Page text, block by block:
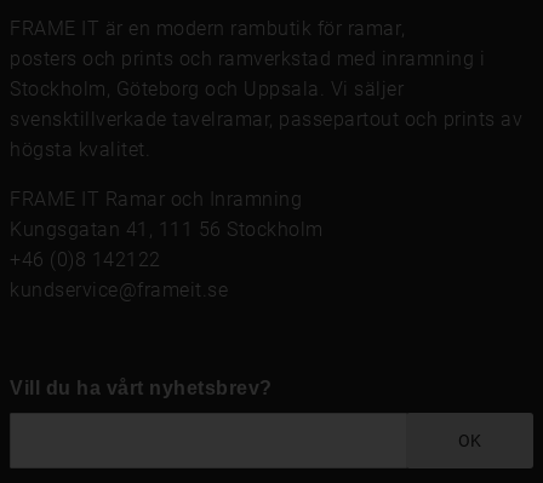
FRAME IT är en modern rambutik för ramar,
posters och prints och ramverkstad med inramning i
Stockholm, Göteborg och Uppsala. Vi säljer
svensktillverkade tavelramar, passepartout och prints av
högsta kvalitet.
FRAME IT Ramar och Inramning
Kungsgatan 41, 111 56 Stockholm
+46 (0)8 142122
kundservice@frameit.se
Vill du ha vårt nyhetsbrev?
OK